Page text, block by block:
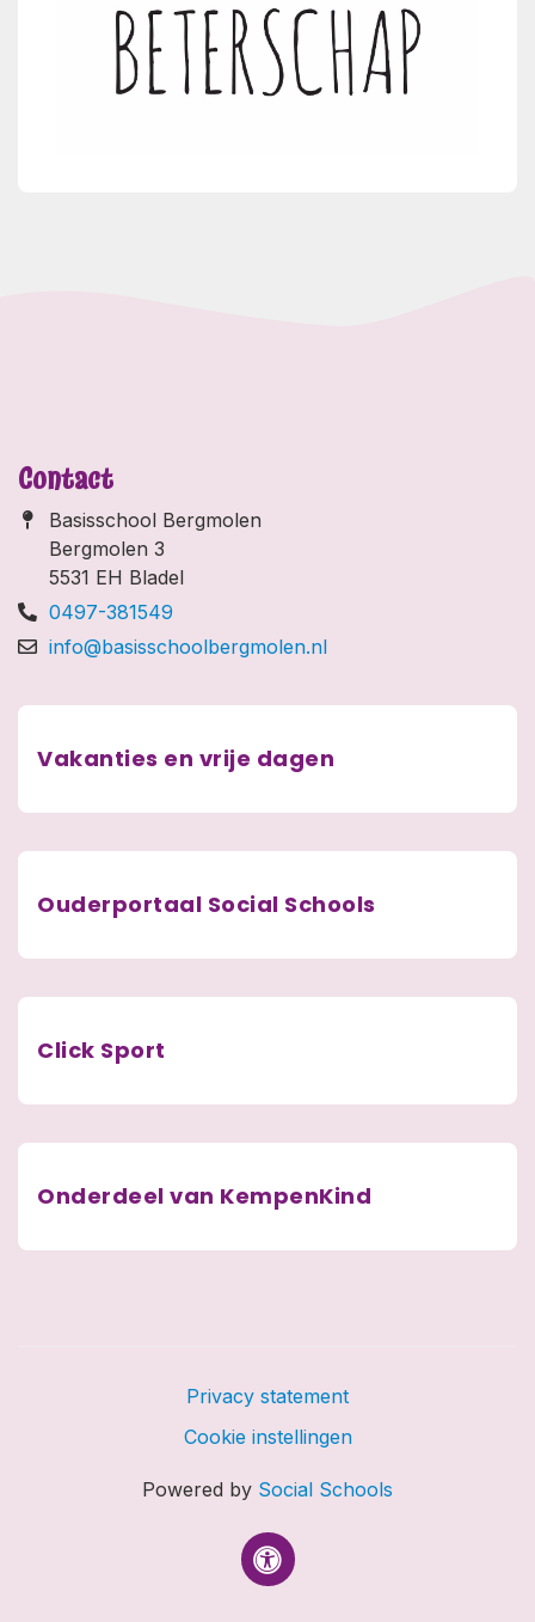
Contact
Basisschool Bergmolen
Bergmolen 3
5531 EH Bladel
0497-381549
info@basisschoolbergmolen.nl
Vakanties en vrije dagen
Ouderportaal Social Schools
Click Sport
Onderdeel van KempenKind
Privacy statement
Cookie instellingen
Powered by Social Schools